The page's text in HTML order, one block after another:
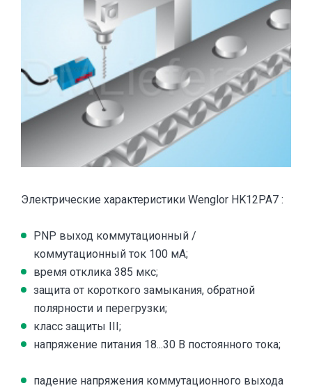
Электрические характеристики Wenglor HK12PA7 :
PNP выход коммутационный /
коммутационный ток 100 мA;
время отклика 385 мкс;
защита от короткого замыкания, обратной
полярности и перегрузки;
класс защиты III;
напряжение питания 18...30 В постоянного тока;
падение напряжения коммутационного выхода